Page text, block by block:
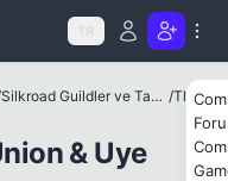
TR
Silkroad Guildler ve Tanıtımları / Theia
& Uye
Kapat